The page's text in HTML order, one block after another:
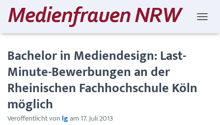
Bachelor in Mediendesign: Last-
Minute-Bewerbungen an der
Rheinischen Fachhochschule Köln
möglich
Veröffentlicht von lgam 17. Juli 2013